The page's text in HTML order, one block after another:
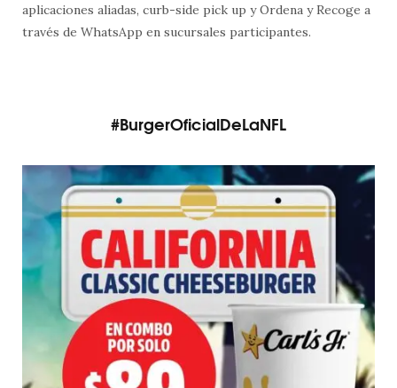
aplicaciones aliadas, curb-side pick up y Ordena y Recoge a
través de WhatsApp en sucursales participantes.
#BurgerOficialDeLaNFL